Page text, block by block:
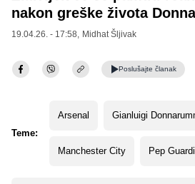
nakon greške života
19.04.26. - 17:58, Midhat Šljivak
Poslušajte članak
Teme:
Arsenal Gianluigi
Manchester City Pep